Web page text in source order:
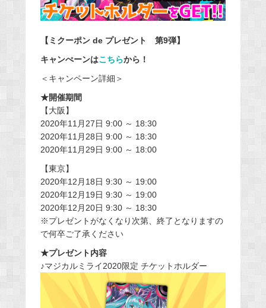
【ミクーポン de プレゼント 第9弾】
キャンぺーンはこちらから！
＜キャンペーン詳細＞
★開催期間
【大阪】
2020年11月27日 9:00 ～ 18:30
2020年11月28日 9:00 ～ 18:30
2020年11月29日 9:00 ～ 18:00
【東京】
2020年12月18日 9:30 ～ 19:00
2020年12月19日 9:30 ～ 19:00
2020年12月20日 9:30 ～ 18:30
※プレゼントがなくなり次第、終了となりますの
で何卒ご了承ください
★プレゼント内容
♪マジカルミライ2020限定 チケットホルダー